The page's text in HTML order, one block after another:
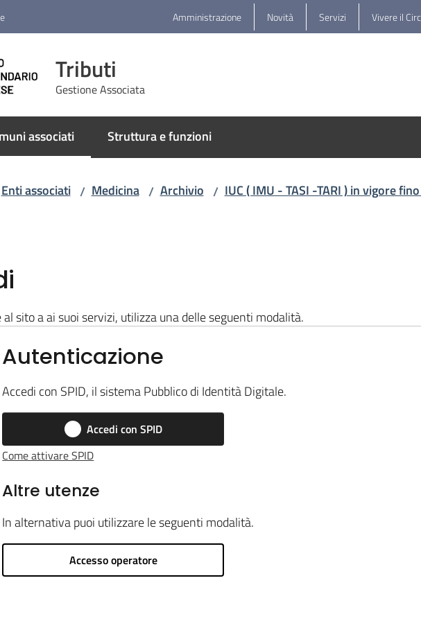
Amministrazione Novità Servizi Vivere il
Tributi
Gestione Associata
associati
selezionato Struttura e funzioni
Enti associati / Medicina / Archivio / IUC ( IMU - TASI -TARI ) in vigore
al sito a ai suoi servizi, utilizza una delle seguenti modalità.
Autenticazione
Accedi con SPID, il sistema Pubblico di Identità Digitale.
Accedi con SPID
Come attivare SPID
Altre utenze
In alternativa puoi utilizzare le seguenti modalità.
Accesso operatore